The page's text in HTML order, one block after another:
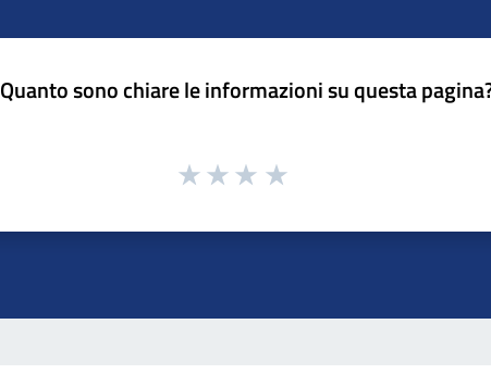
Quanto sono chiare le informazioni su questa